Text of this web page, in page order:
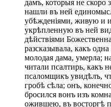
дамъ, которыя не
нашли въ ней
убѣжденіями, живую и
укрѣпленную въ ней
дѣйствіями
разсказывала, какъ
молодая дама, умерла;
читали псалтирь, какъ
псаломщикъ увидѣлъ,
гробѣ сѣла; онъ,
бросился вонъ изъ
ожившею, въ восторгѣ